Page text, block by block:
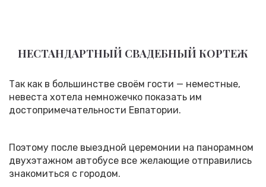
НЕСТАНДАРТНЫЙ СВАДЕБНЫЙ КОРТЕЖ
Так как в большинстве своём гости — неместные,
невеста хотела немножечко показать им
достопримечательности Евпатории.
Поэтому после выездной церемонии на панорамном
двухэтажном автобусе все желающие отправились
знакомиться с городом.